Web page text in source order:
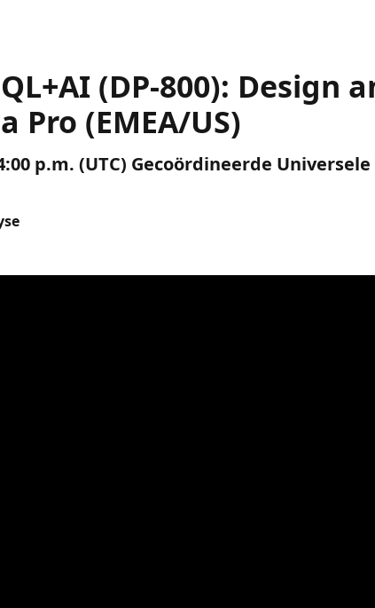
(DP-800): Design
Pro (EMEA/US)
p.m. (UTC) Gecoördineerde